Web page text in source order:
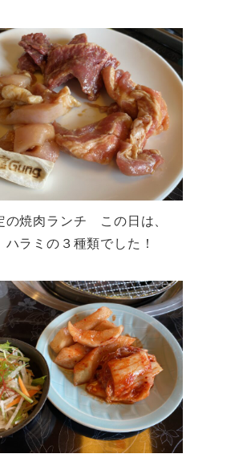
の焼肉ランチ この日は、
ハラミの３種類でした！